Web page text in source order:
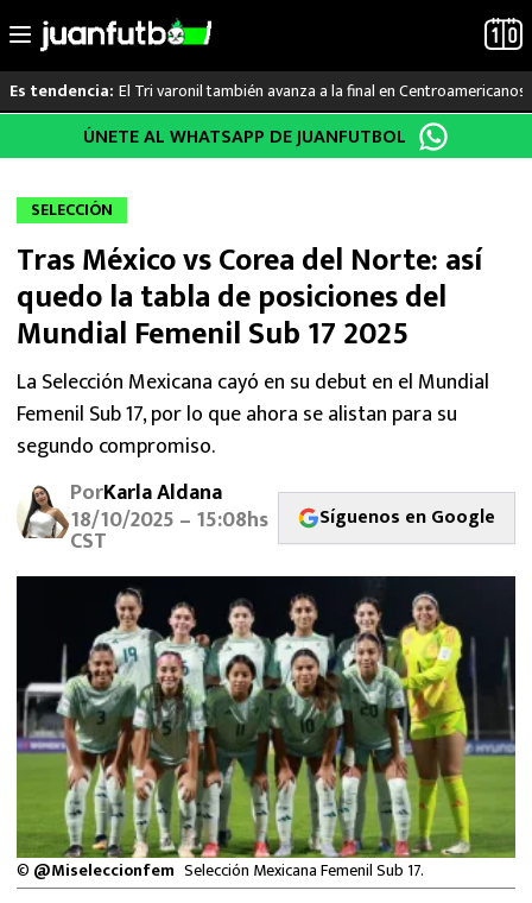
al
Es tendencia: El Tri varonil también avanza a la final en Centroamericanos
LO ÚLTIMO
LIGA MX
RAYADOS
PUMAS
ATLANTE
SELECCIÓN MEXICANA
FUTBOL INTERNACIONAL
MEXICANOS EN EL EXTRANJERO
FUTBOL ESTUFA
FÓRMULA 1
BOXEO
LIGA MX
NFL
ÚNETE AL WHATSAPP DE JUANFUTBOL
SELECCIÓN
Tras México vs Corea del Norte: así
quedo la tabla de posiciones del
Mundial Femenil Sub 17 2025
La Selección Mexicana cayó en su debut en el Mundial
Femenil Sub 17, por lo que ahora se alistan para su
segundo compromiso.
PorKarla Aldana
18/10/2025 – 15:08hs
CST
Síguenos en Google
© @Miseleccionfem Selección Mexicana Femenil Sub 17.